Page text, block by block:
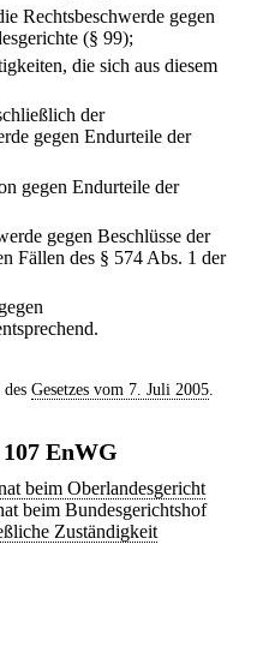
Rechtsbeschwerde gegen
(§ 99);
die sich aus diesem
der
gegen Endurteile der
gegen Endurteile der
gegen Beschlüsse der
Fällen des § 574 Abs. 1 der
Gesetzes vom 7. Juli 2005.
EnWG
beim Oberlandesgericht
beim Bundesgerichtshof
Zuständigkeit